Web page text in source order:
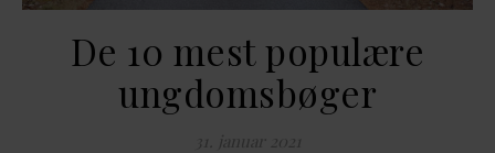
De 10 mest populære
ungdomsbøger
31. januar 2021